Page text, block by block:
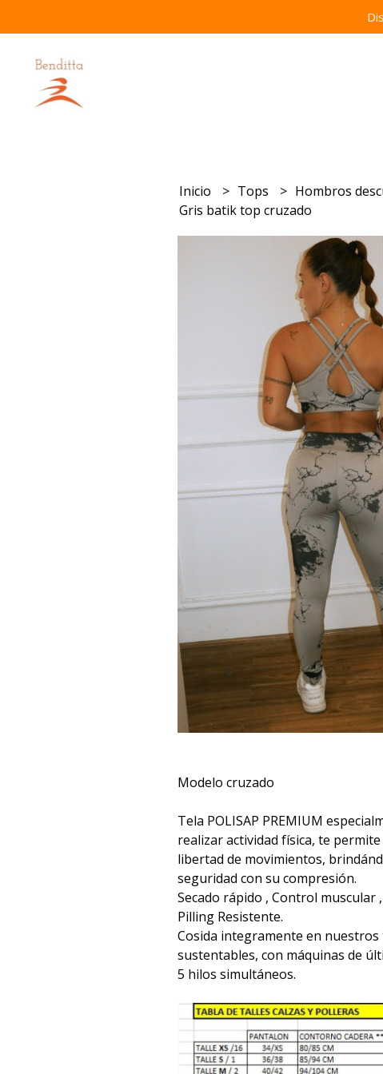
Inicio Tops
Hombros
Gris batik top cruzado
Modelo cruzado
Tela POLISAP PREMIUM
realizar actividad física, te
libertad de movimientos,
seguridad con su compresión.
Secado rápido , Control muscular
Pilling Resistente.
Cosida integramente en nuestros
sustentables, con máquinas de
5 hilos simultáneos.